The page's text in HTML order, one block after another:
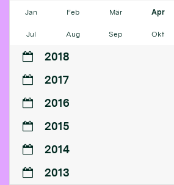
Jan Feb Mär Apr
Jul Aug Sep Okt
2018
2017
2016
2015
2014
2013